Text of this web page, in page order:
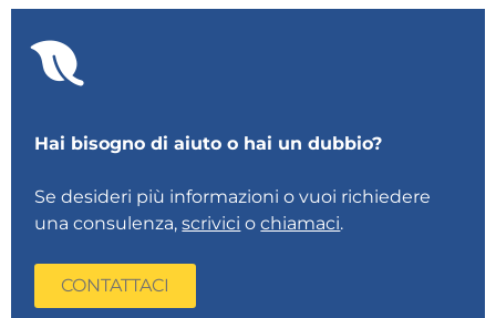
Hai bisogno di aiuto o hai un dubbio?
Se desideri più informazioni o vuoi richiedere
una consulenza,scrivici ochiamaci.
CONTATTACI